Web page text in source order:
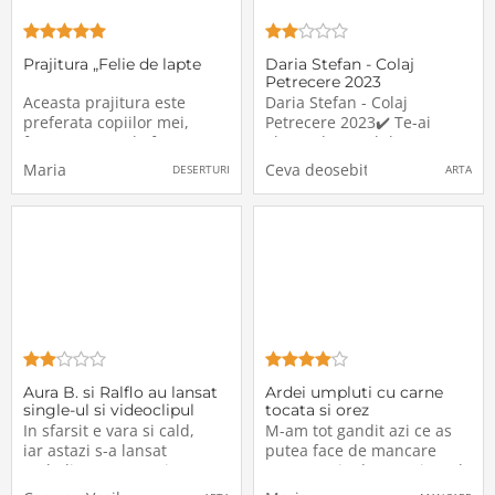
Prajitura „Felie de lapte
Aceasta prajitura este
preferata copiilor mei,
foarte usoara de facut, cu
un gust exceptional de
lapte.Consider ca prajitura
„Felie de lapte” este
Maria DESERTURI
Daria Stefan - Colaj
Petrecere 2023
Daria Stefan - Colaj
Petrecere 2023✔️ Te-ai
abonat la canalul meu?
Click aici:
http://bit.ly/3XhUlGX✔️
Subscribe here:
Ceva deosebit ARTA
Aura B. si Ralflo au lansat
single-ul si videoclipul
”Yele”
In sfarsit e vara si cald,
iar astazi s-a lansat
melodia “YELE”, o piesa atat
de superba sub semnatura
Ardei umpluti cu carne
tocata si orez
M-am tot gandit azi ce as
putea face de mancare
care sa-mi aduca aminte de
vechile gusturi, mai exact